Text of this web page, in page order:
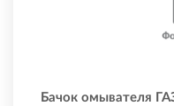
Бачок омывателя